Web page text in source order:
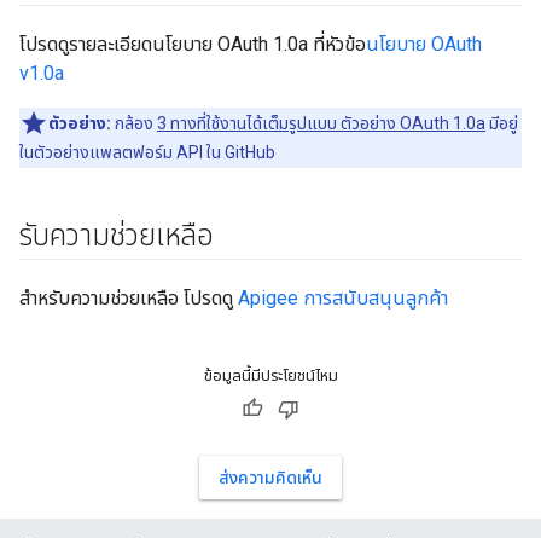
โปรดดูรายละเอียดนโยบาย OAuth 1.0a ที่หัวข้อนโยบาย OAuth
v1.0a
ตัวอย่าง: กล้อง 3 ทางที่ใช้งานได้เต็มรูปแบบ ตัวอย่าง OAuth 1.0a มีอยู่
ในตัวอย่างแพลตฟอร์ม API ใน GitHub
รับความช่วยเหลือ
สำหรับความช่วยเหลือ โปรดดู Apigee การสนับสนุนลูกค้า
ข้อมูลนี้มีประโยชน์ไหม
ส่งความคิดเห็น